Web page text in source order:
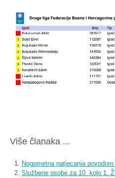
Više članaka ...
Nogometna natjecanja
Službene osobe za 10. kolo 1.